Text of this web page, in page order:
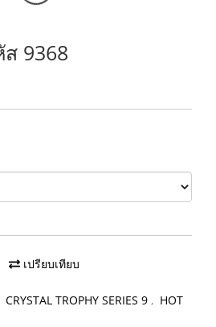
9368
เปรียบเทียบ
CRYSTAL TROPHY SERIES 9 , HOT